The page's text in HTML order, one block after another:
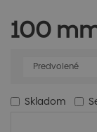
100
Skladom